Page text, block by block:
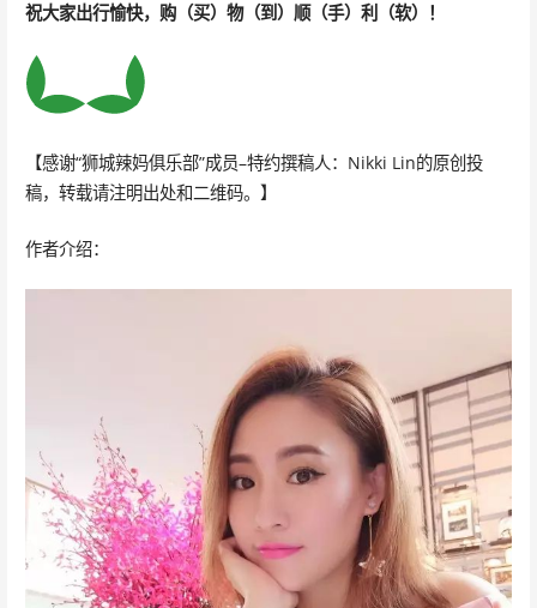
祝大家出行愉快，购（买）物（到）顺（手）利（软）！
【感谢“狮城辣妈俱乐部”成员–特约撰稿人：Nikki Lin的原创投
稿，转载请注明出处和二维码。】
作者介绍：